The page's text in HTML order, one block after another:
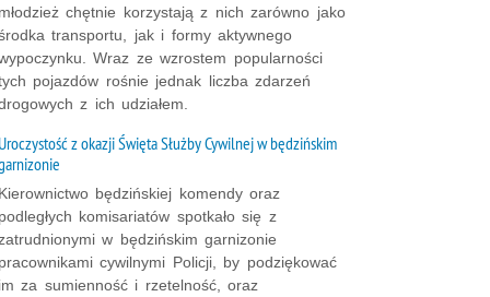
chętnie korzystają z nich zarówno jako
transportu, jak i formy aktywnego
Wraz ze wzrostem popularności
pojazdów rośnie jednak liczba zdarzeń
z ich udziałem.
z okazji Święta Służby Cywilnej w będzińskim
będzińskiej komendy oraz
komisariatów spotkało się z
w będzińskim garnizonie
cywilnymi Policji, by podziękować
za sumienność i rzetelność, oraz